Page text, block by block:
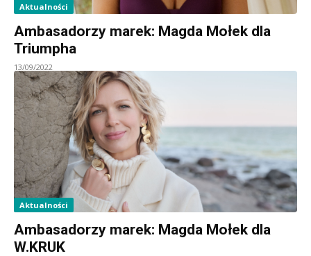
Aktualności
Ambasadorzy marek: Magda Mołek dla
Triumpha
13/09/2022
Aktualności
Ambasadorzy marek: Magda Mołek dla
W.KRUK